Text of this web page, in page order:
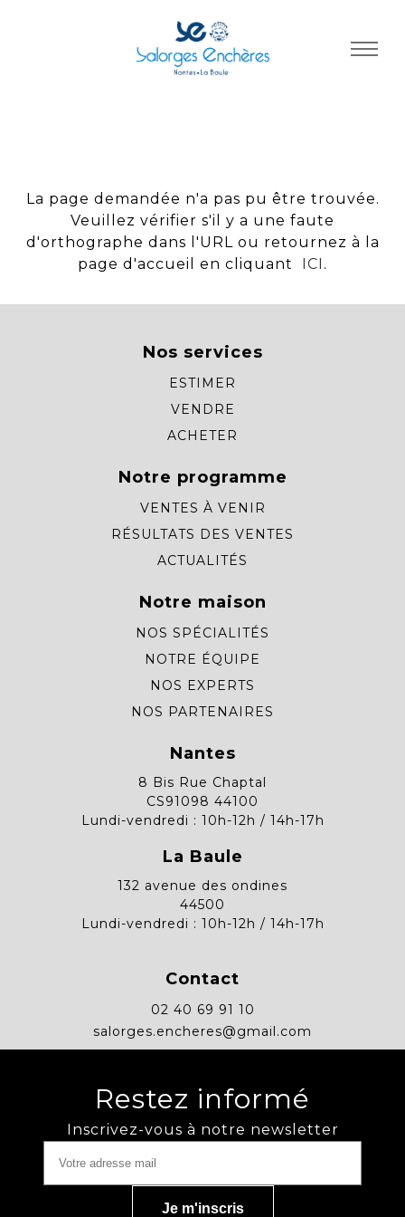
La page demandée n'a pas pu être trouvée.
Veuillez vérifier s'il y a une faute
d'orthographe dans l'URL ou retournez à la
page d'accueil en cliquant
ICI .
Nos services
ESTIMER
VENDRE
ACHETER
Notre programme
VENTES À VENIR
RÉSULTATS DES VENTES
ACTUALITÉS
Notre maison
NOS SPÉCIALITÉS
NOTRE ÉQUIPE
NOS EXPERTS
NOS PARTENAIRES
Nantes
8 Bis Rue Chaptal
CS91098 44100
Lundi-vendredi : 10h-12h / 14h-17h
La Baule
132 avenue des ondines
44500
Lundi-vendredi : 10h-12h / 14h-17h
Contact
02 40 69 91 10
salorges.encheres@gmail.com
Restez informé
Inscrivez-vous à notre newsletter